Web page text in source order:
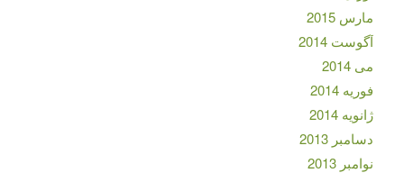
مارس 2015
آگوست 2014
می 2014
فوریه 2014
ژانویه 2014
دسامبر 2013
نوامبر 2013